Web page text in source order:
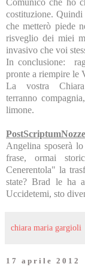
Comunico che ho
costituzione.
che metterò piede
risveglio dei miei
invasivo che voi
In conclusione:
pronte a riempire le
La vostra
terranno
limone.
Angelina sposerà
frase, ormai
Cenerentola" la
state? Brad le ha
Uccidetemi, sto
chiara maria gargioli
17 aprile 2012